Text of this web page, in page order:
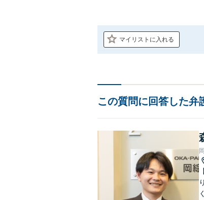
マイリストに入れる
この質問に回答した弁